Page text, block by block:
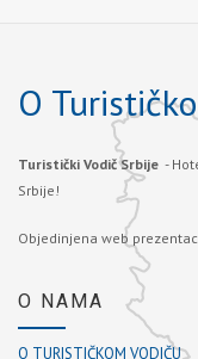
O
Turistički Vodič Srbije -
Srbije!
Objedinjena web
O NAMA
O TURISTIČKOM VODIČU